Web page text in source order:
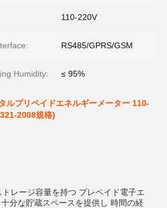
110-220V
RS485/GPRS/GSM
Humidity: ≤ 95%
ルプリペイドエネルギーメーター 110-
2008規格)
レージ容量を持つ プレペイド電子エ
分な貯蔵スペースを提供し 時間の経